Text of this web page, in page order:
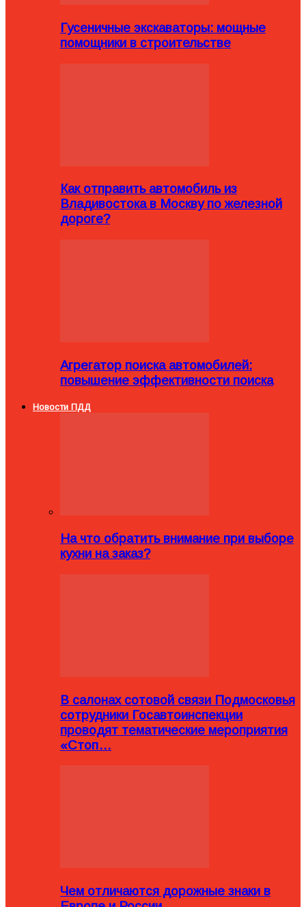
Гусеничные экскаваторы: мощные
помощники в строительстве
Как отправить автомобиль из
Владивостока в Москву по железной
дороге?
Агрегатор поиска автомобилей:
повышение эффективности поиска
Новости ПДД
На что обратить внимание при выборе
кухни на заказ?
В салонах сотовой связи Подмосковья
сотрудники Госавтоинспекции
проводят тематические мероприятия
«Стоп…
Чем отличаются дорожные знаки в